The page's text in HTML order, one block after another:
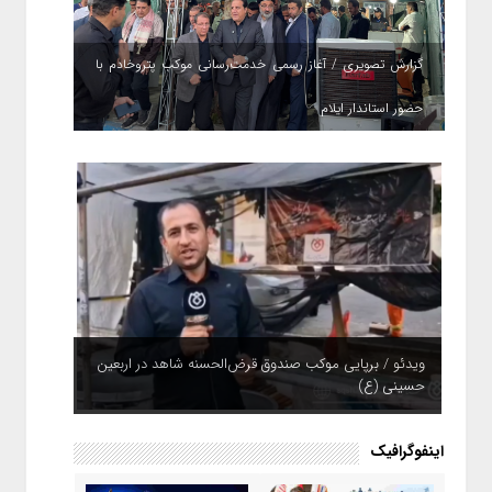
گزارش تصویری / آغاز رسمی خدمت‌رسانی موکب پتروخادم با
حضور استاندار ایلام
ویدئو / برپایی موکب صندوق قرض‌الحسنه شاهد در اربعین
حسینی (ع)
اینفوگرافیک